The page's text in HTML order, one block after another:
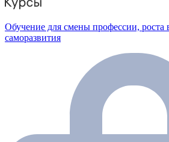
Обучение для смены профессии, роста
саморазвития